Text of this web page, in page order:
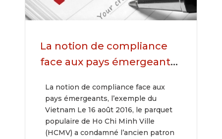
La notion de compliance
face aux pays émergeants,
La notion de compliance face aux
pays émergeants, l’exemple du
Vietnam Le 16 août 2016, le parquet
populaire de Ho Chi Minh Ville
(HCMV) a condamné l’ancien patron